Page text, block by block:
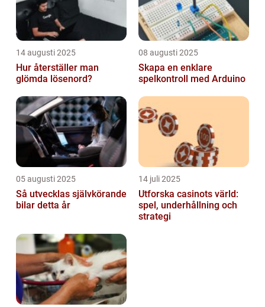
14 augusti 2025
Hur återställer man
glömda lösenord?
08 augusti 2025
Skapa en enklare
spelkontroll med Arduino
05 augusti 2025
Så utvecklas självkörande
bilar detta år
14 juli 2025
Utforska casinots värld:
spel, underhållning och
strategi